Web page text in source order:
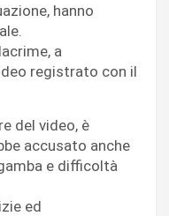
hanno
a
registrato con il
del video, è
accusato anche
e difficoltà
ed